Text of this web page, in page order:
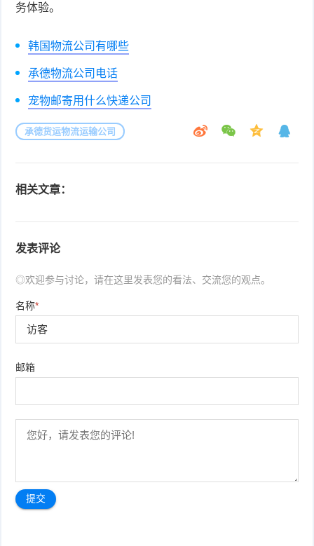
务体验。
韩国物流公司有哪些
承德物流公司电话
宠物邮寄用什么快递公司
承德货运物流运输公司
相关文章：
发表评论
◎欢迎参与讨论，请在这里发表您的看法、交流您的观点。
名称*
邮箱